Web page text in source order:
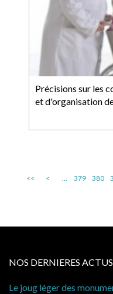
Précisions sur les
et d'organisation
<< < ... 379 380
NOS DERNIERES ACTUS